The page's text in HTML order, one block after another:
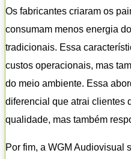
Os fabricantes criaram os
consumam menos energia
tradicionais. Essa
custos operacionais, mas
do meio ambiente. Essa
diferencial que atrai clientes
qualidade, mas também
Por fim, a WGM Audiovisual